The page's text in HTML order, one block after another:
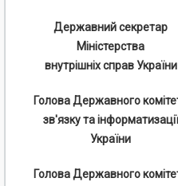
Державний секретар
Міністерства
внутрішніх справ України
Голова Державного
зв'язку та інформатизації
України
Голова Державного